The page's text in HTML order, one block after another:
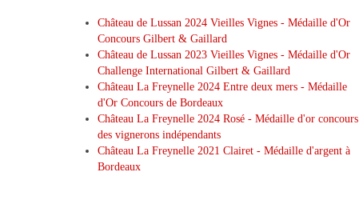
Château de Lussan 2024 Vieilles Vignes - Médaille d'Or
Concours Gilbert & Gaillard
Château de Lussan 2023 Vieilles Vignes - Médaille d'Or
Challenge International Gilbert & Gaillard
Château La Freynelle 2024 Entre deux mers - Médaille
d'Or Concours de Bordeaux
Château La Freynelle 2024 Rosé - Médaille d'or concours
des vignerons indépendants
Château La Freynelle 2021 Clairet - Médaille d'argent à
Bordeaux